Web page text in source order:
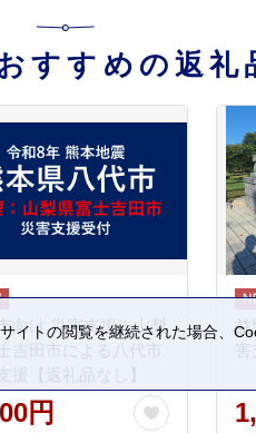
すすめの返礼
向け 災害支援※山梨
吉田市による八代市
援【返礼品なし】
円
益
トの閲覧を継続された場合、